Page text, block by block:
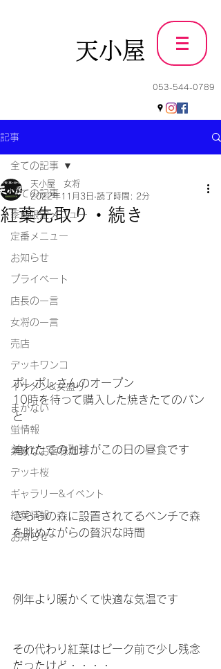
天小屋
053-544-0789
記事
全ての記事
季節限定メニュー
定番メニュー
お知らせ
プライベート
店長の一言
女将の一言
売店
デッキワンコ
イケメン&女盛り
まかない
蛍情報
素敵なお客様たち
デッキ桜
ギャラリー&イベント
紅葉情報
お知らせ
全ての記事
紅葉先取り・続き
天小屋 女将
2022年11月3日 読了時間: 2分
ポレポレさんのオープン
10時を待って購入した焼きたてのパン
と
淹れたての珈琲がこの日の昼食です
きららの森に設置されてるベンチで森
を眺めながらの贅沢な時間
例年より暖かくて快適な気温です
その代わり紅葉はピーク前で少し残念
だったけど・・・・